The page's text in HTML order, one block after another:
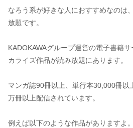
なろう系が好きな人におすすめなのは、
放題です。
KADOKAWAグループ運営の電子書籍
カライズ作品が読み放題にあります。
マンガ誌90冊以上、単行本30,000冊以
万冊以上配信されています。
例えば以下のような作品がありますよ。